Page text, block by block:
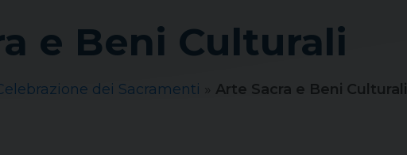
e Beni Culturali
dei Sacramenti » Arte Sacra e Beni Culturali